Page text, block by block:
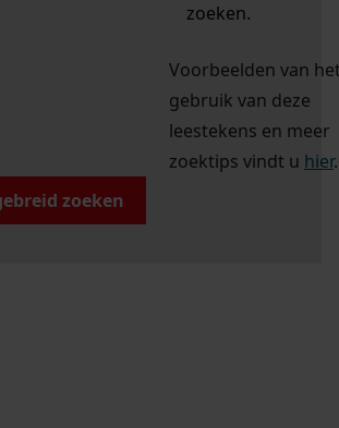
zoeken.
Voorbeelden van
gebruik van deze
leestekens en meer
zoektips vindt u hier.
zoeken